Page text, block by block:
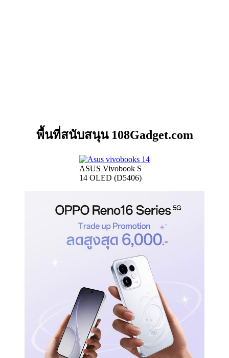
พื้นที่สนับสนุน 108Gadget.com
ASUS Vivobook S
14 OLED (D5406)